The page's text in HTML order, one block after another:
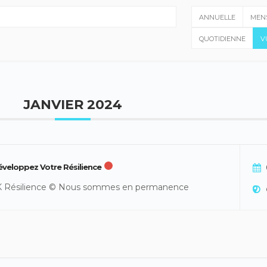
ANNUELLE
QUOTIDIENNE
JANVIER 2024
Votre Résilience
Résilience © Nous sommes en permanence